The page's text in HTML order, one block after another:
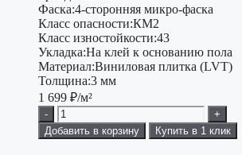
Фаска:4-сторонняя микро-фаска
Класс опасности:КМ2
Класс изностойкости:43
Укладка:На клей к основанию пола
Материал:Виниловая плитка (LVT)
Толщина:3 мм
1 699 ₽/м²
-
+
Добавить в корзину
Купить в 1 клик